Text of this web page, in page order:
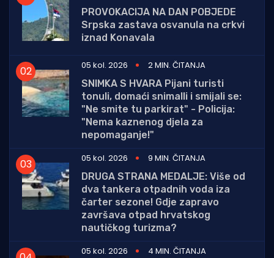
PROVOKACIJA NA DAN POBJEDE
Srpska zastava osvanula na crkvi
iznad Konavala
05 kol. 2026
2 MIN. ČITANJA
SNIMKA S HVARA Pijani turisti
tonuli, domaći snimalli i smijali se:
"Ne smite tu parkirat" - Policija:
"Nema kaznenog djela za
nepomaganje!"
05 kol. 2026
9 MIN. ČITANJA
DRUGA STRANA MEDALJE: Više od
dva tankera otpadnih voda iza
čarter sezone! Gdje zapravo
završava otpad hrvatskog
nautičkog turizma?
05 kol. 2026
4 MIN. ČITANJA